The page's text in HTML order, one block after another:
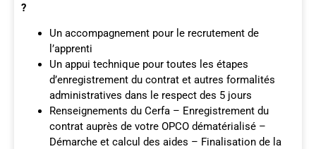
?
Un accompagnement pour le recrutement de
l’apprenti
Un appui technique pour toutes les étapes
d’enregistrement du contrat et autres formalités
administratives dans le respect des 5 jours
Renseignements du Cerfa – Enregistrement du
contrat auprès de votre OPCO dématérialisé –
Démarche et calcul des aides – Finalisation de la